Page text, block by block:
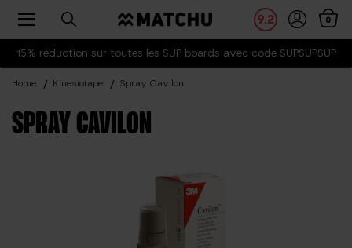
15% réduction sur toutes les SUP boards avec code SUPSUPSUP
9.2 0
Toggle navigation
Home Kinesiotape Spray Cavilon
SPRAY CAVILON